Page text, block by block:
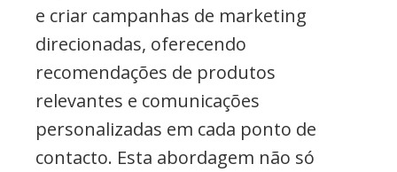
e criar campanhas de marketing
direcionadas, oferecendo
recomendações de produtos
relevantes e comunicações
personalizadas em cada ponto de
contacto. Esta abordagem não só